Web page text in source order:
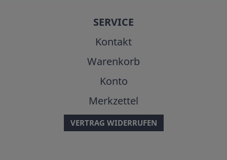
SERVICE
Kontakt
Warenkorb
Konto
Merkzettel
VERTRAG WIDERRUFEN